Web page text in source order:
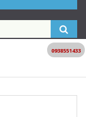
0938551433